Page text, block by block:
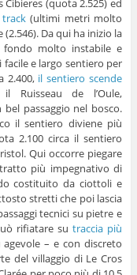
(ultimi metri molto
(2.546). Da qui ha inizio la
molto instabile e
facile e largo sentiero per
2.400, il sentiero scende
il Ruisseau de l’Oule,
passaggio nel bosco.
il sentiero diviene più
2.100 circa il sentiero
Qui occorre piegare
più impegnativo di
costituito da ciottoli e
stretti che poi lascia
tecnici su pietre e
rifiatare sutraccia più
– e con discreto
del villaggio di Le Cros